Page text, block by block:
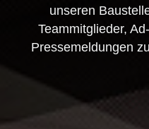
unseren
Teammitglieder,
Pressemeldungen